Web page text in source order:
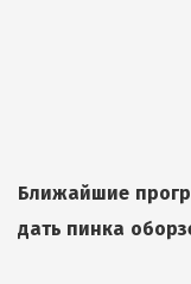
Ближайшие
дать пинка